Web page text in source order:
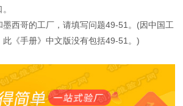
哥的工厂，请填写问题49-51。(因中国工
此《手册》中文版没有包括49-51。)